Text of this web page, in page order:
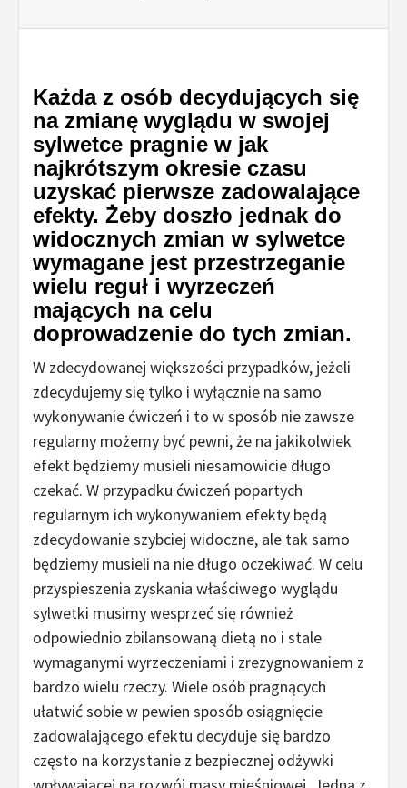
Każda z osób decydujących się
na zmianę wyglądu w swojej
sylwetce pragnie w jak
najkrótszym okresie czasu
uzyskać pierwsze zadowalające
efekty. Żeby doszło jednak do
widocznych zmian w sylwetce
wymagane jest przestrzeganie
wielu reguł i wyrzeczeń
mających na celu
doprowadzenie do tych zmian.
W zdecydowanej większości przypadków, jeżeli
zdecydujemy się tylko i wyłącznie na samo
wykonywanie ćwiczeń i to w sposób nie zawsze
regularny możemy być pewni, że na jakikolwiek
efekt będziemy musieli niesamowicie długo
czekać. W przypadku ćwiczeń popartych
regularnym ich wykonywaniem efekty będą
zdecydowanie szybciej widoczne, ale tak samo
będziemy musieli na nie długo oczekiwać. W celu
przyspieszenia zyskania właściwego wyglądu
sylwetki musimy wesprzeć się również
odpowiednio zbilansowaną dietą no i stale
wymaganymi wyrzeczeniami i zrezygnowaniem z
bardzo wielu rzeczy. Wiele osób pragnących
ułatwić sobie w pewien sposób osiągnięcie
zadowalającego efektu decyduje się bardzo
często na korzystanie z bezpiecznej odżywki